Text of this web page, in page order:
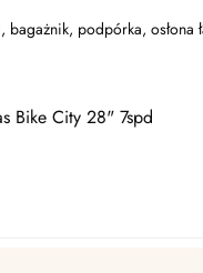
bagażnik, podpórka, osłona
Bike City 28" 7spd